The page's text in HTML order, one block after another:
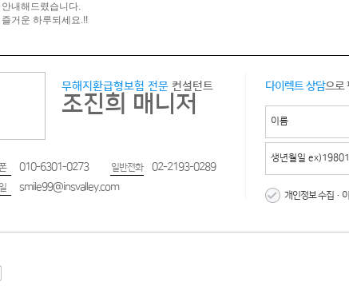
안내해드렸습니다.
거운 하루되세요.!!
무해지환급형보험 전문 컨설턴트
조진희 매니저
010-6301-0273 일반전화 02-2193-0289
smile99@insvalley.com
다이렉트 상담으로
개인정보 수집·